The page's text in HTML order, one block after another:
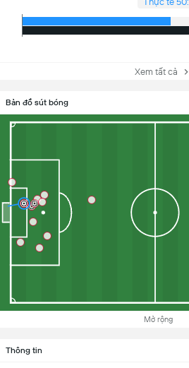
Xem tất cả
Bản đồ sút bóng
Mở rộng
Thông tin